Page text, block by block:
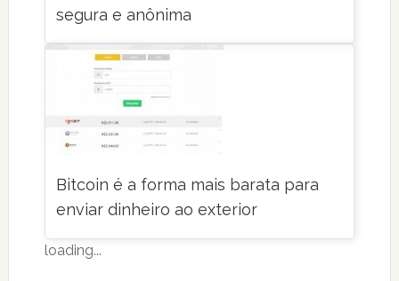
segura e anônima
Bitcoin é a forma mais barata para
enviar dinheiro ao exterior
loading...